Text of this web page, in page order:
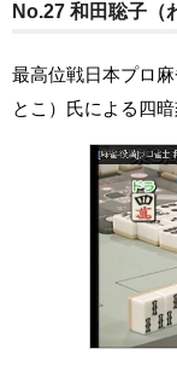
No.27 和田聡子（
最高位戦日本プロ
とこ）氏による四